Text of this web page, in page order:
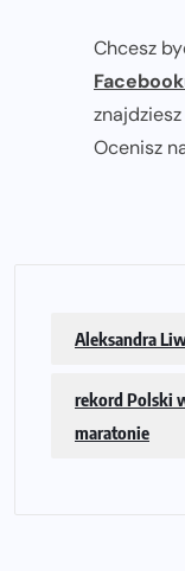
Chcesz
Ocenisz
Aleksandra
rekord Polski
maratonie